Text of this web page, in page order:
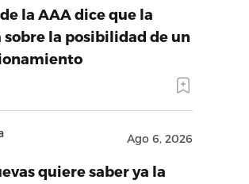
la AAA dice que la
sobre la posibilidad de un
Ago 6, 2026
quiere saber ya la